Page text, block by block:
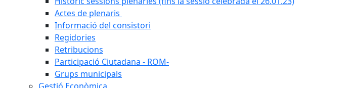
Actes de plenaris
Informació del consistori
Regidories
Retribucions
Participació Ciutadana - ROM-
Grups municipals